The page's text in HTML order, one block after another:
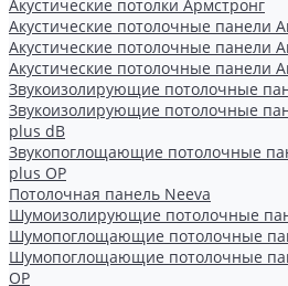
Акустические потолки Армстронг
Акустические потолочные панели
Акустические потолочные панели
Акустические потолочные панели
Звукоизолирующие потолочные
Звукоизолирующие потолочные
plus dB
Звукопоглощающие потолочные
plus OP
Потолочная панель Neeva
Шумоизолирующие потолочные
Шумопоглощающие потолочные
Шумопоглощающие потолочные
OP